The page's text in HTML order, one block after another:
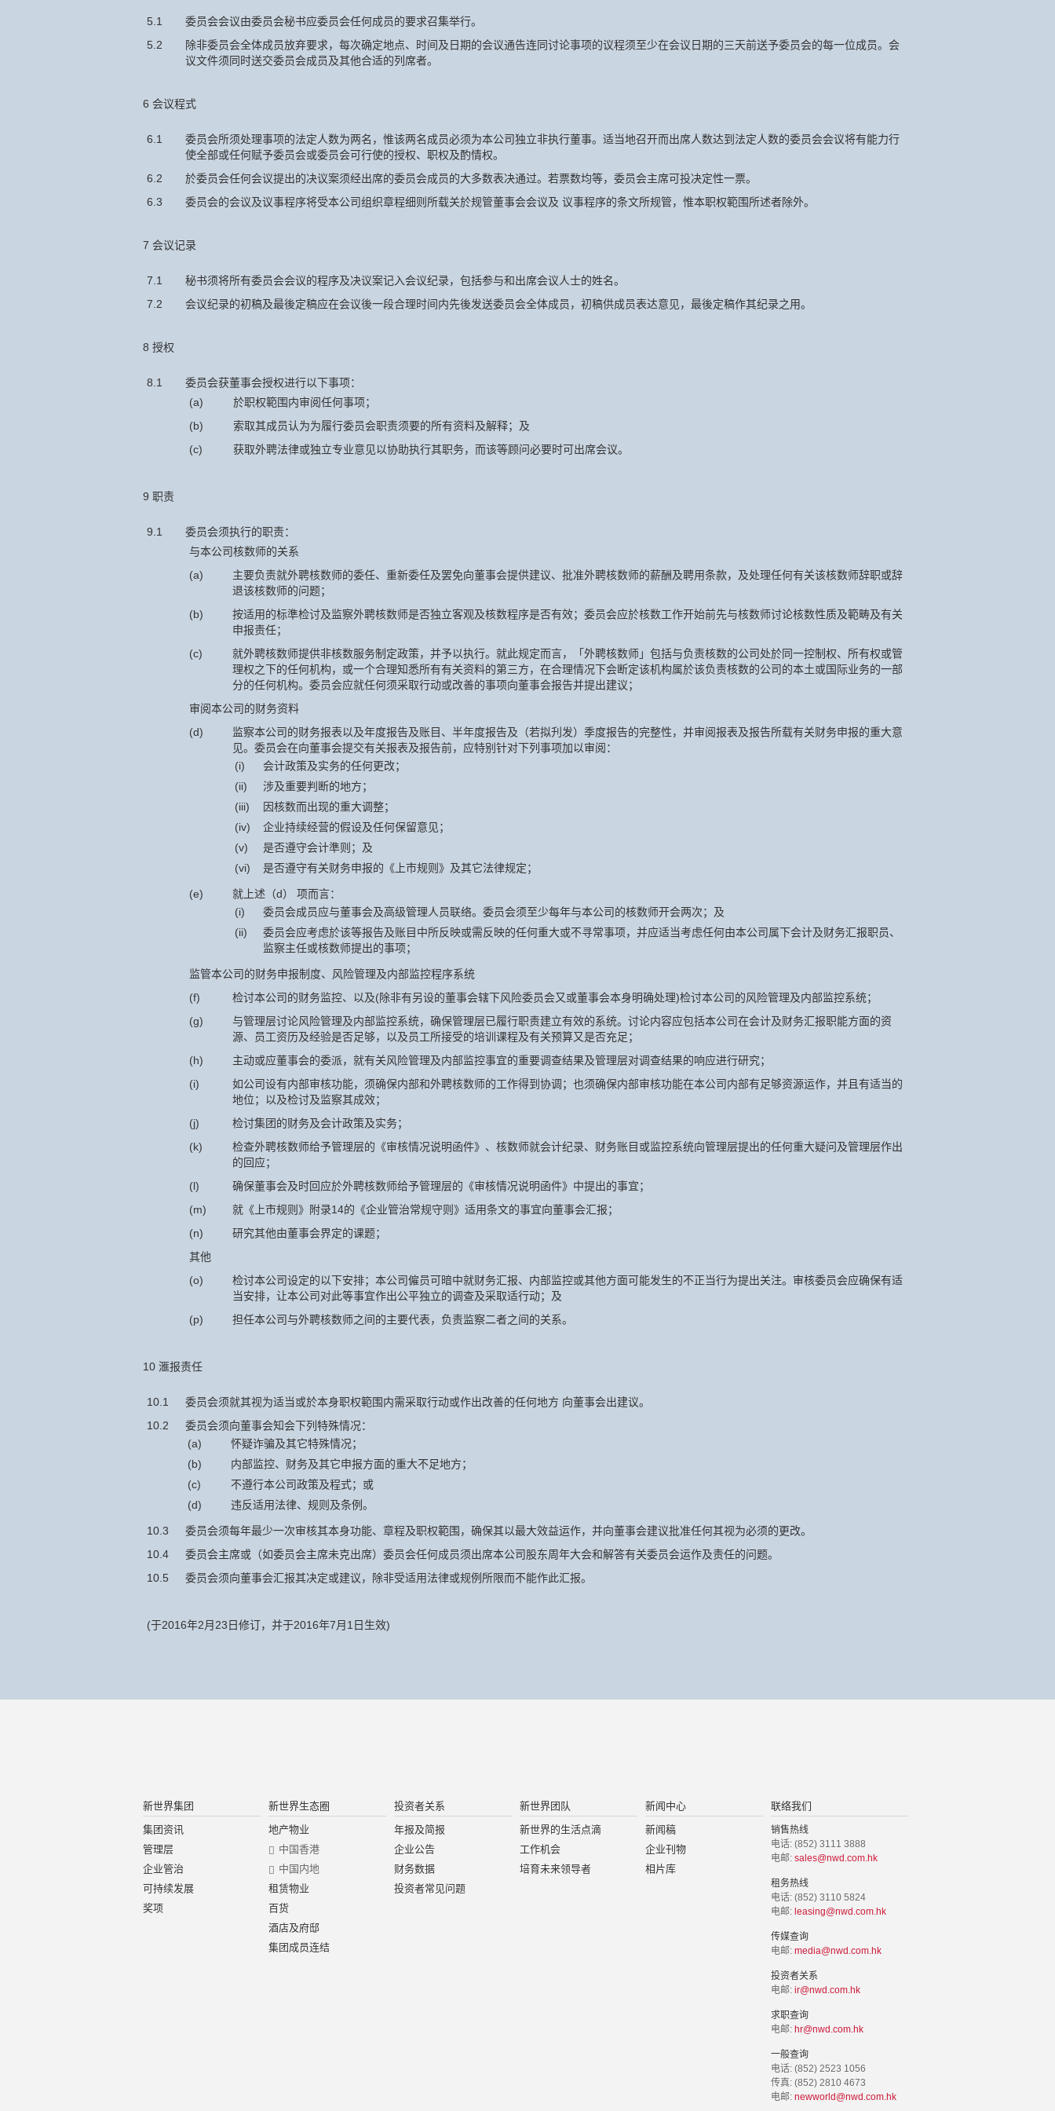
5.1
委员会会议由委员会秘书应委员会任何成员的要求召集举行。
5.2
除非委员会全体成员放弃要求，每次确定地点、时间及日期的会议通告连同讨论事项的议程须至少在会议日期的三天前送予委员会的每一位成员。会
议文件须同时送交委员会成员及其他合适的列席者。
6 会议程式
6.1
委员会所须处理事项的法定人数为两名，惟该两名成员必须为本公司独立非执行董事。适当地召开而出席人数达到法定人数的委员会会议将有能力行
使全部或任何赋予委员会或委员会可行使的授权、职权及酌情权。
6.2
於委员会任何会议提出的决议案须经出席的委员会成员的大多数表决通过。若票数均等，委员会主席可投决定性一票。
6.3
委员会的会议及议事程序将受本公司组织章程细则所载关於规管董事会会议及 议事程序的条文所规管，惟本职权範围所述者除外。
7 会议记录
7.1
秘书须将所有委员会会议的程序及决议案记入会议纪录，包括参与和出席会议人士的姓名。
7.2
会议纪录的初稿及最後定稿应在会议後一段合理时间内先後发送委员会全体成员，初稿供成员表达意见，最後定稿作其纪录之用。
8 授权
8.1
委员会获董事会授权进行以下事项：
(a)
於职权範围内审阅任何事项；
(b)
索取其成员认为为履行委员会职责须要的所有资料及解释；及
(c)
获取外聘法律或独立专业意见以协助执行其职务，而该等顾问必要时可出席会议。
9 职责
9.1
委员会须执行的职责：
与本公司核数师的关系
(a)
主要负责就外聘核数师的委任、重新委任及罢免向董事会提供建议、批准外聘核数师的薪酬及聘用条款，及处理任何有关该核数师辞职或辞
退该核数师的问题；
(b)
按适用的标準检讨及监察外聘核数师是否独立客观及核数程序是否有效；委员会应於核数工作开始前先与核数师讨论核数性质及範畴及有关
申报责任；
(c)
就外聘核数师提供非核数服务制定政策，并予以执行。就此规定而言，「外聘核数师」包括与负责核数的公司处於同一控制权、所有权或管
理权之下的任何机构，或一个合理知悉所有有关资料的第三方，在合理情况下会断定该机构属於该负责核数的公司的本土或国际业务的一部
分的任何机构。委员会应就任何须采取行动或改善的事项向董事会报告并提出建议；
审阅本公司的财务资料
(d)
监察本公司的财务报表以及年度报告及账目、半年度报告及（若拟刋发）季度报告的完整性，并审阅报表及报告所载有关财务申报的重大意
见。委员会在向董事会提交有关报表及报告前，应特别针对下列事项加以审阅：
(i)
会计政策及实务的任何更改；
(ii)
涉及重要判断的地方；
(iii)
因核数而出现的重大调整；
(iv)
企业持续经营的假设及任何保留意见；
(v)
是否遵守会计準则；及
(vi)
是否遵守有关财务申报的《上市规则》及其它法律规定；
(e)
就上述（d） 项而言：
(i)
委员会成员应与董事会及高级管理人员联络。委员会须至少每年与本公司的核数师开会两次；及
(ii)
委员会应考虑於该等报告及账目中所反映或需反映的任何重大或不寻常事项，并应适当考虑任何由本公司属下会计及财务汇报职员、
监察主任或核数师提出的事项；
监管本公司的财务申报制度、风险管理及内部监控程序系统
(f)
检讨本公司的财务监控、以及(除非有另设的董事会辖下风险委员会又或董事会本身明确处理)检讨本公司的风险管理及内部监控系统；
(g)
与管理层讨论风险管理及内部监控系统，确保管理层已履行职责建立有效的系统。讨论内容应包括本公司在会计及财务汇报职能方面的资
源、员工资历及经验是否足够，以及员工所接受的培训课程及有关预算又是否充足；
(h)
主动或应董事会的委派，就有关风险管理及内部监控事宜的重要调查结果及管理层对调查结果的响应进行研究；
(i)
如公司设有内部审核功能，须确保内部和外聘核数师的工作得到协调；也须确保内部审核功能在本公司内部有足够资源运作，并且有适当的
地位；以及检讨及监察其成效；
(j)
检讨集团的财务及会计政策及实务；
(k)
检查外聘核数师给予管理层的《审核情况说明函件》、核数师就会计纪录、财务账目或监控系统向管理层提出的任何重大疑问及管理层作出
的回应；
(l)
确保董事会及时回应於外聘核数师给予管理层的《审核情况说明函件》中提出的事宜；
(m)
就《上市规则》附录14的《企业管治常规守则》适用条文的事宜向董事会汇报；
(n)
研究其他由董事会界定的课题；
其他
(o)
检讨本公司设定的以下安排；本公司僱员可暗中就财务汇报、内部监控或其他方面可能发生的不正当行为提出关注。审核委员会应确保有适
当安排，让本公司对此等事宜作出公平独立的调查及采取适行动；及
(p)
担任本公司与外聘核数师之间的主要代表，负责监察二者之间的关系。
10 滙报责任
10.1
委员会须就其视为适当或於本身职权範围内需采取行动或作出改善的任何地方 向董事会出建议。
10.2
委员会须向董事会知会下列特殊情况：
(a)
怀疑诈骗及其它特殊情况；
(b)
内部监控、财务及其它申报方面的重大不足地方；
(c)
不遵行本公司政策及程式；或
(d)
违反适用法律、规则及条例。
10.3
委员会须每年最少一次审核其本身功能、章程及职权範围，确保其以最大效益运作，并向董事会建议批准任何其视为必须的更改。
10.4
委员会主席或（如委员会主席未克出席）委员会任何成员须出席本公司股东周年大会和解答有关委员会运作及责任的问题。
10.5
委员会须向董事会汇报其决定或建议，除非受适用法律或规例所限而不能作此汇报。
(于2016年2月23日修订，并于2016年7月1日生效)
新世界集团
集团资讯
管理层
企业管治
可持续发展
奖项
新世界生态圈
地产物业
中国香港
中国内地
租赁物业
百货
酒店及府邸
集团成员连结
投资者关系
年报及简报
企业公告
财务数据
投资者常见问题
新世界团队
新世界的生活点滴
工作机会
培育未来领导者
新闻中心
新闻稿
企业刊物
相片库
联络我们
销售热线
电话: (852) 3111 3888
电邮: sales@nwd.com.hk
租务热线
电话: (852) 3110 5824
电邮: leasing@nwd.com.hk
传媒查询
电邮: media@nwd.com.hk
投资者关系
电邮: ir@nwd.com.hk
求职查询
电邮: hr@nwd.com.hk
一般查询
电话: (852) 2523 1056
传真: (852) 2810 4673
电邮: newworld@nwd.com.hk